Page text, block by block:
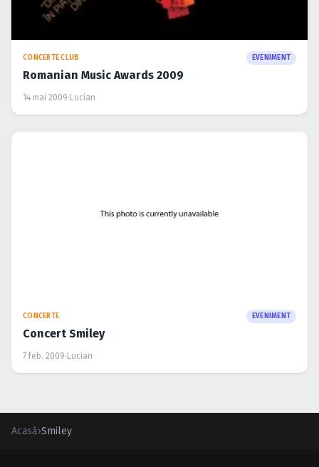
CONCERTE CLUB EVENIMENT
Romanian Music Awards 2009
14 mai 2009·Lucian
CONCERTE EVENIMENT
Concert Smiley
7 feb. 2009·Lucian
Acasă›Smiley